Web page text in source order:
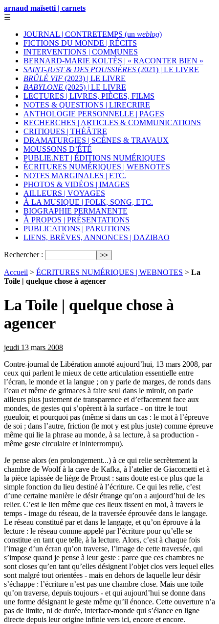
arnaud maïsetti | carnets
☰
JOURNAL | CONTRETEMPS (un weblog)
FICTIONS DU MONDE | RÉCITS
INTERVENTIONS | COMMUNES
BERNARD-MARIE KOLTÈS | « RACONTER BIEN »
SAINT-JUST & DES POUSSIÈRES (2021) | LE LIVRE
BRÛLÉ VIF (2023) | LE LIVRE
BABYLONE (2025) | LE LIVRE
LECTURES | LIVRES, PIÈCES, FILMS
NOTES & QUESTIONS | LIRECRIRE
ANTHOLOGIE PERSONNELLE | PAGES
RECHERCHES | ARTICLES & COMMUNICATIONS
CRITIQUES | THÉÂTRE
DRAMATURGIES | SCÈNES & TRAVAUX
MOUSSONS D’ÉTÉ
PUBLIE.NET | ÉDITIONS NUMÉRIQUES
ÉCRITURES NUMÉRIQUES | WEBNOTES
NOTES MARGINALES | ETC.
PHOTOS & VIDÉOS | IMAGES
AILLEURS | VOYAGES
À LA MUSIQUE | FOLK, SONG, ETC.
BIOGRAPHIE PERMANENTE
À PROPOS | PRÉSENTATIONS
PUBLICATIONS | PARUTIONS
LIENS, BRÈVES, ANNONCES | DAZIBAO
Rechercher :
Accueil > ÉCRITURES NUMÉRIQUES | WEBNOTES > La
Toile | quelque chose à agencer
La Toile | quelque chose à
agencer
jeudi 13 mars 2008
Contre-journal de Libération annoté aujourd’hui, 13 mars 2008, par
ceux qui parlent le mieux de cette articulation essentielle entre
l’écran, le monde et la langue ; on y parle de marges, de ronds dans
l’eau et même de grimaces à faire seul dans le miroir, on parle
ailleurs plus justement de transparence et d’effacement face aux
mondes, de gestes qui s’opèrent à la surface - on titre le tout
gueuloir, et pourquoi pas (même si dans un cas : le mot à l’épreuve
de soi ; dans l’autre, friction (le mot y est plus juste) comme épreuve
même qui lie la phrase au monde, à sa lecture, à sa production -
même geste circulaire et ininterrompu).
Je pense alors (en prolongement...) à ce qui relie secrètement la
chambre de Woolf à la cave de Kafka, à l’atelier de Giacometti et à
la pièce tapissée de liège de Proust : sans doute est-ce plus que la
simple fonction du lieu destiné à l’écriture. Ce qui les relie, c’est
d’une certaine manière le désir étrange qu’on a aujourd’hui de les
relier. C’est le lien même que ces lieux tissent en moi, à travers le
temps - image du réseau, de la traversée éprouvée dans le langage.
Le réseau constitué par et dans le langage, et qu’on éprouve à la
lecture : le réseau comme appelé par l’écriture pour qu’elle se
constitue en tant que telle, à la lecture. Alors, c’est à chaque fois
l’image d’un écran qu’on traverse, l’image de cette traversée, qui
s’impose quand je pense à leur geste : parce que ces chambres ne
sont closes qu’en tant qu’elles désignent l’objet clos vers lequel elles
sont malgré tout orientées - mais en dehors de laquelle leur désir
s’échappe : l’écriture n’est pas une chambre close. Mais une toile
qu’on traverse, depuis toujours - et qui aujourd’hui se donne dans
une forme désignant le geste même qu’il énonce. Cette ouverture n’a
pas de limite, ni de durée, interface-monde qui s’élance en ligne
directe depuis leur origine infinie vers ici, encore et encore.